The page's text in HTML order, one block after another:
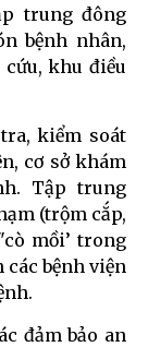
trung đông
bệnh nhân,
khu điều
kiểm soát
cơ sở khám
Tập trung
(trộm cắp,
mồi’ trong
bệnh viện
đảm bảo an